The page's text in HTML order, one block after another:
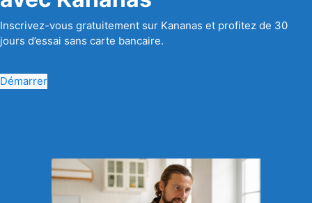
Inscrivez-vous gratuitement sur Kananas et profitez de 30
jours d’essai sans carte bancaire.
Démarrer